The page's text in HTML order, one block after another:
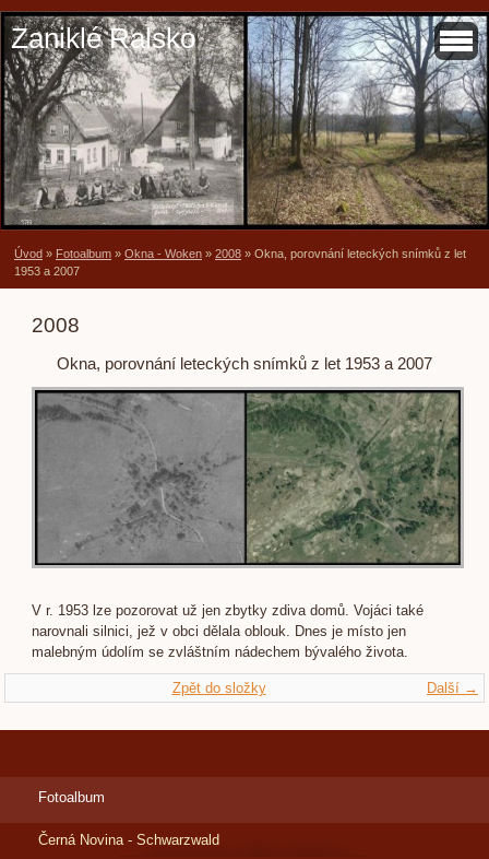
Zaniklé Ralsko
Úvod » Fotoalbum » Okna - Woken » 2008 » Okna, porovnání leteckých snímků z let
1953 a 2007
2008
Okna, porovnání leteckých snímků z let 1953 a 2007
V r. 1953 lze pozorovat už jen zbytky zdiva domů. Vojáci také
narovnali silnici, jež v obci dělala oblouk. Dnes je místo jen
malebným údolím se zvláštním nádechem bývalého života.
Další →
Zpět do složky
Fotoalbum
Černá Novina - Schwarzwald